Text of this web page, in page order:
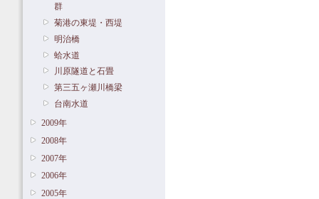
群
菊港の東堤・西堤
明治橋
蛤水道
川原隧道と石畳
第三五ヶ瀬川橋梁
台南水道
2009年
2008年
2007年
2006年
2005年